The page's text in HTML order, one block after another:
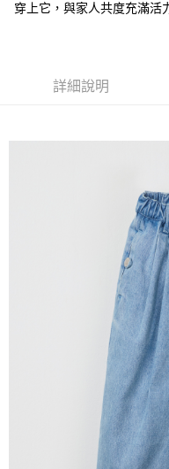
穿上它，與家人共度充滿活
詳細說明